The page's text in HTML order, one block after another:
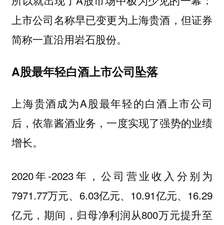
上市公司名称早已变更为上海贵酒，但证券
简称一直沿用岩石股份。
A股最年轻白酒上市公司坠落
上海贵酒成为A股最年轻的白酒上市公司
后，依靠酱酒业务，一度实现了强势的业绩
增长。
2020年-2023年，公司营业收入分别为
7971.77万元、6.03亿元、10.91亿元、16.29
亿元，期间，归母净利润从800万元提升至